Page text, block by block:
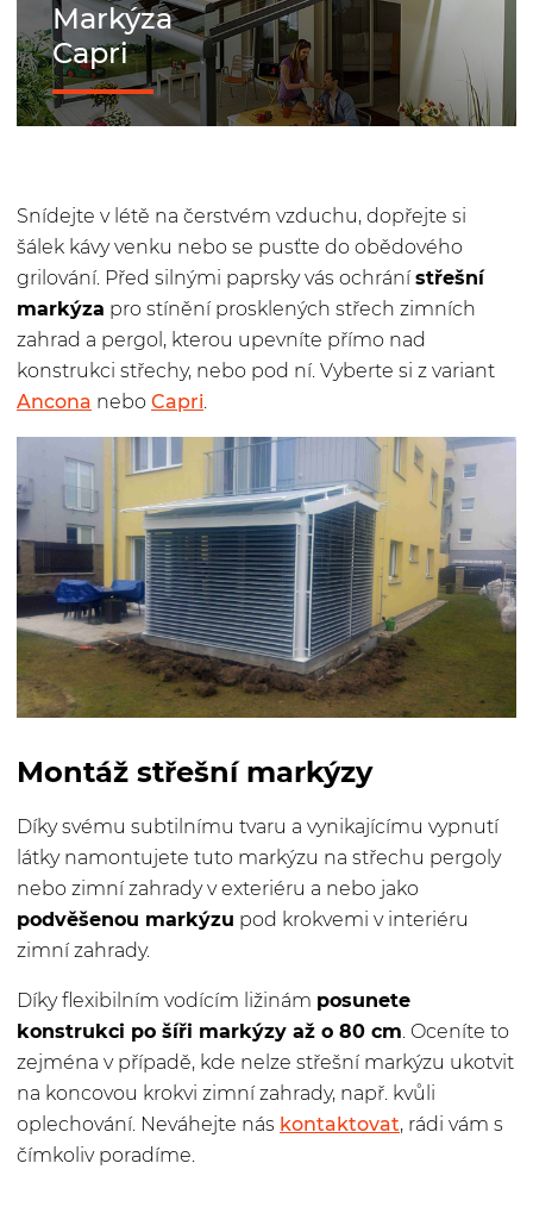
Markýza
Capri
Snídejte v létě na čerstvém vzduchu, dopřejte si
šálek kávy venku nebo se pusťte do obědového
grilování. Před silnými paprsky vás ochránístřešní
markýza pro stínění prosklených střech zimních
zahrad a pergol, kterou upevníte přímo nad
konstrukci střechy, nebo pod ní. Vyberte si z variant
Ancona nebo Capri.
Montáž střešní markýzy
Díky svému subtilnímu tvaru a vynikajícímu vypnutí
látky namontujete tuto markýzu na střechu pergoly
nebo zimní zahrady v exteriéru a nebo jako
podvěšenou markýzu pod krokvemi v interiéru
zimní zahrady.
Díky flexibilním vodícím ližinám posunete
konstrukci po šíři markýzy až o 80 cm. Oceníte to
zejména v případě, kde nelze střešní markýzu ukotvit
na koncovou krokvi zimní zahrady, např. kvůli
oplechování. Neváhejte nás kontaktovat, rádi vám s
čímkoliv poradíme.